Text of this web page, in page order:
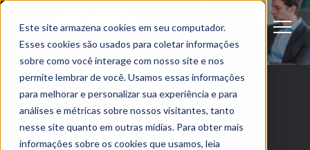
Este site armazena cookies em seu computador.
Esses cookies são usados para coletar informações
sobre como você interage com nosso site e nos
permite lembrar de você. Usamos essas informações
para melhorar e personalizar sua experiência e para
análises e métricas sobre nossos visitantes, tanto
nesse site quanto em outras mídias. Para obter mais
informações sobre os cookies que usamos, leia
SOBRE NÓS